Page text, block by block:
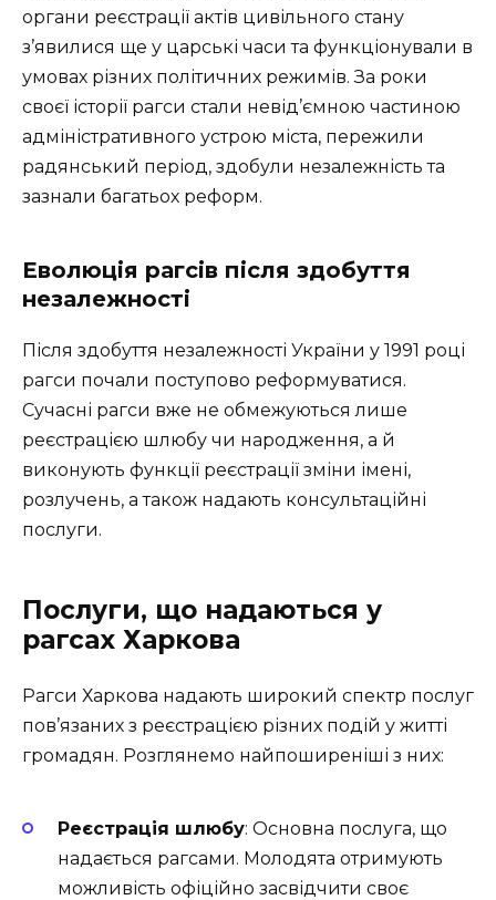
органи реєстрації актів цивільного стану
з’явилися ще у царські часи та функціонували в
умовах різних політичних режимів. За роки
своєї історії рагси стали невід’ємною частиною
адміністративного устрою міста, пережили
радянський період, здобули незалежність та
зазнали багатьох реформ.
Еволюція рагсів після здобуття
незалежності
Після здобуття незалежності України у 1991 році
рагси почали поступово реформуватися.
Сучасні рагси вже не обмежуються лише
реєстрацією шлюбу чи народження, а й
виконують функції реєстрації зміни імені,
розлучень, а також надають консультаційні
послуги.
Послуги, що надаються у
рагсах Харкова
Рагси Харкова надають широкий спектр послуг
пов’язаних з реєстрацією різних подій у житті
громадян. Розглянемо найпоширеніші з них:
Реєстрація шлюбу: Основна послуга, що
надається рагсами. Молодята отримують
можливість офіційно засвідчити своє